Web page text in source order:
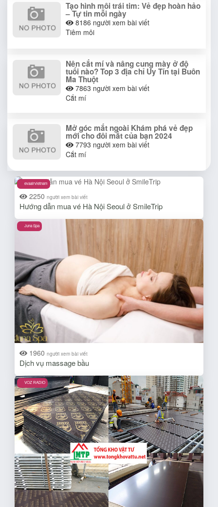
Tạo hình môi trái tim: Vẻ đẹp hoàn hảo
– Tự tin mỗi ngày
8186 người xem bài viết
Tiêm môi
Nên cắt mí và nâng cung mày ở độ
tuổi nào? Top 3 địa chỉ Uy Tín tại Buôn
Ma Thuột
7863 người xem bài viết
Cắt mí
Mở góc mắt ngoài Khám phá vẻ đẹp
mới cho đôi mắt của bạn 2024
7793 người xem bài viết
Cắt mí
evaairvietnam
2250 người xem bài viết
Hướng dẫn mua vé Hà Nội Seoul ở SmileTrip
Juna Spa
1960 người xem bài viết
Dịch vụ massage bầu
VOZ RADIO